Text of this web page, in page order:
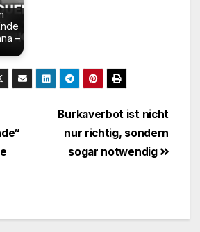
–
Burkaverbot ist nicht
nur richtig, sondern
sogar notwendig